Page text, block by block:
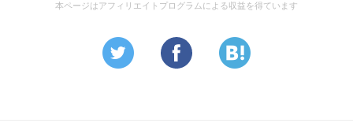
本ページはアフィリエイトプログラムによる収益を得ています